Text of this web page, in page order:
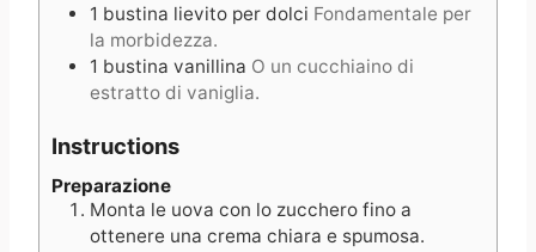
1 bustina lievito per dolci Fondamentale per
la morbidezza.
1 bustina vanillina O un cucchiaino di
estratto di vaniglia.
Instructions
Preparazione
Monta le uova con lo zucchero fino a
ottenere una crema chiara e spumosa.